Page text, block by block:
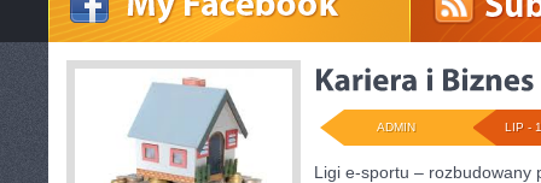
LIP -
ADMIN
Ligi e-sportu – rozbudowany